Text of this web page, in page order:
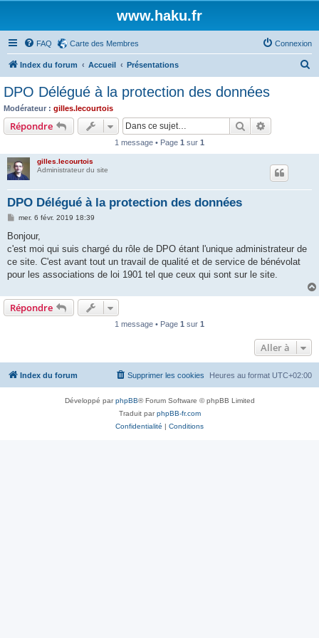
www.haku.fr
FAQ Carte des Membres Connexion
Index du forum Accueil Présentations
DPO Délégué à la protection des données
Modérateur : gilles.lecourtois
Répondre Rechercher
1 message • Page 1 sur 1
gilles.lecourtois
Administrateur du site
DPO Délégué à la protection des données
M
s
a
g
mer. 6 févr. 2019 18:39
Bonjour,
c'est moi qui suis chargé du rôle de DPO étant l'unique administrateur de
ce site. C'est avant tout un travail de qualité et de service de bénévolat
pour les associations de loi 1901 tel que ceux qui sont sur le site.
Répondre
1 message • Page 1 sur 1
Aller à
Index du forum Heures au format UTC+02:00
Supprimer les cookies
Développé parphpBB® Forum Software © phpBB Limited
Traduit parphpBB-fr.com
Confidentialité | Conditions